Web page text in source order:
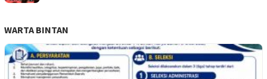
WARTA BINTAN